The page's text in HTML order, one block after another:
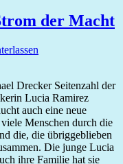
der Macht
Lucia Ramirez
auch eine neue
Menschen durch die
die, die übriggeblieben
Die junge Lucia
ihre Familie hat sie